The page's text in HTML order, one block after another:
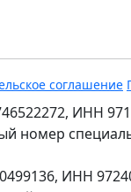
соглашение
ИНН
номер
ИНН